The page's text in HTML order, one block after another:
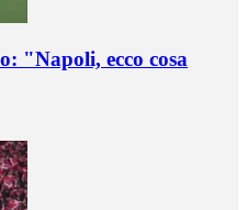
"Napoli, ecco cosa